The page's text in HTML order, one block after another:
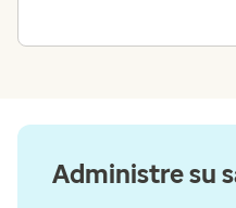
Administre su